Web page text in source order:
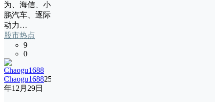
为、海信、小
鹏汽车、逐际
动力…
股市热点
9
0
Chaogu168825
年12月29日